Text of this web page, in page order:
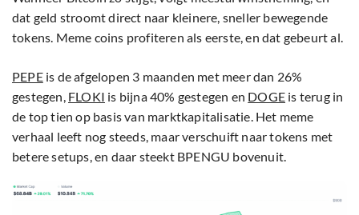
dat geld stroomt direct naar kleinere, sneller bewegende
tokens. Meme coins profiteren als eerste, en dat gebeurt al.
PEPEis de afgelopen 3 maanden met meer dan 26%
gestegen, FLOKI is bijna 40% gestegen en DOGE is terug in
de top tien op basis van marktkapitalisatie. Het meme
verhaal leeft nog steeds, maar verschuift naar tokens met
betere setups, en daar steekt BPENGU bovenuit.